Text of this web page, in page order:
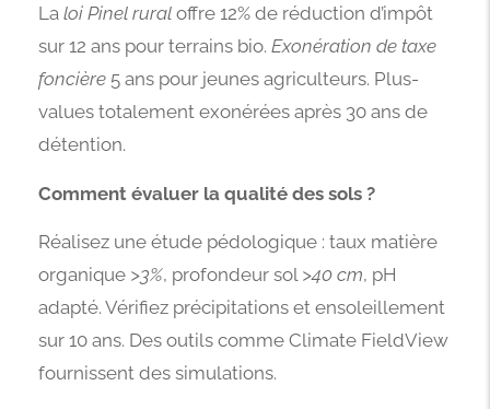
La loi Pinel rural offre 12% de réduction d’impôt
sur 12 ans pour terrains bio. Exonération de taxe
foncière 5 ans pour jeunes agriculteurs. Plus-
values totalement exonérées après 30 ans de
détention.
Comment évaluer la qualité des sols ?
Réalisez une étude pédologique : taux matière
organique >3%, profondeur sol >40 cm, pH
adapté. Vérifiez précipitations et ensoleillement
sur 10 ans. Des outils comme Climate FieldView
fournissent des simulations.